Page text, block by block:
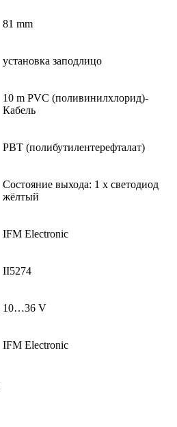
81 mm
установка заподлицо
10 m PVC (поливинилхлорид)-
Кабель
PBT (полибутилентерефталат)
Состояние выхода: 1 x светодиод
жёлтый
IFM Electronic
II5274
10…36 V
IFM Electronic